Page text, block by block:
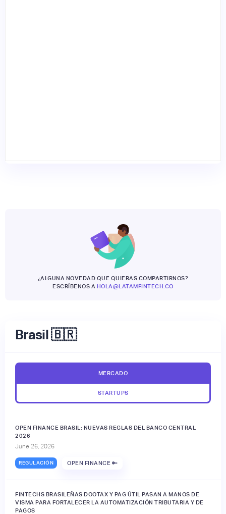
¿ALGUNA NOVEDAD QUE QUIERAS COMPARTIRNOS?
ESCRÍBENOS A HOLA@LATAMFINTECH.CO
Brasil 🇧🇷
MERCADO
STARTUPS
OPEN FINANCE BRASIL: NUEVAS REGLAS DEL BANCO CENTRAL
2026
June 26, 2026
REGULACIÓN OPEN FINANCE 🔑
FINTECHS BRASILEÑAS DOOTAX Y PAG ÚTIL PASAN A MANOS DE
VISMA PARA FORTALECER LA AUTOMATIZACIÓN TRIBUTARIA Y DE
PAGOS